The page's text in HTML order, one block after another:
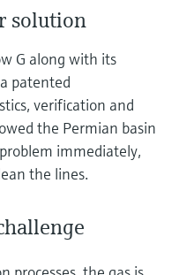
en
micro-
solution
G along with its
patented
verification and
the Permian basin
immediately,
the lines.